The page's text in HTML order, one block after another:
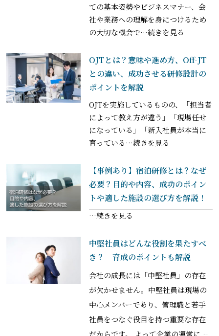
ての基本姿勢やビジネスマナー、会
社や業務への理解を身につけるため
の大切な機会で…続きを見る
OJTとは？意味や進め方、Off-JT
との違い、成功させる研修設計の
ポイントを解説
OJTを実施しているものの、「担当者
によって教え方が違う」「現場任せ
になっている」「新入社員が本当に
育っている…続きを見る
【事例あり】宿泊研修とは？なぜ
必要？目的や内容、成功のポイン
トや適した施設の選び方を解説！
…続きを見る
中堅社員はどんな役割を果たすべ
き？ 育成のポイントも解説
会社の成長には「中堅社員」の存在
が欠かせません。中堅社員は現場の
中心メンバーであり、管理職と若手
社員をつなぐ役目を持つ重要な存在
だからです。 よって企業の運営に